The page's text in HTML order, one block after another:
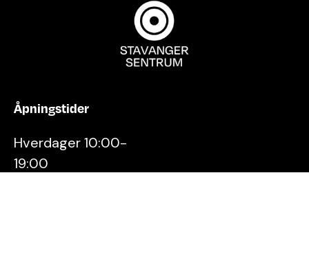
Åpningstider
Hverdager 10:00-
19:00